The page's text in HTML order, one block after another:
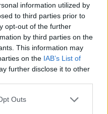
information utilized by
to third parties prior to
opt-out of the further
by third parties on the
This information may
on the IAB’s List of
further disclose it to other
Outs
először csökkent
ára